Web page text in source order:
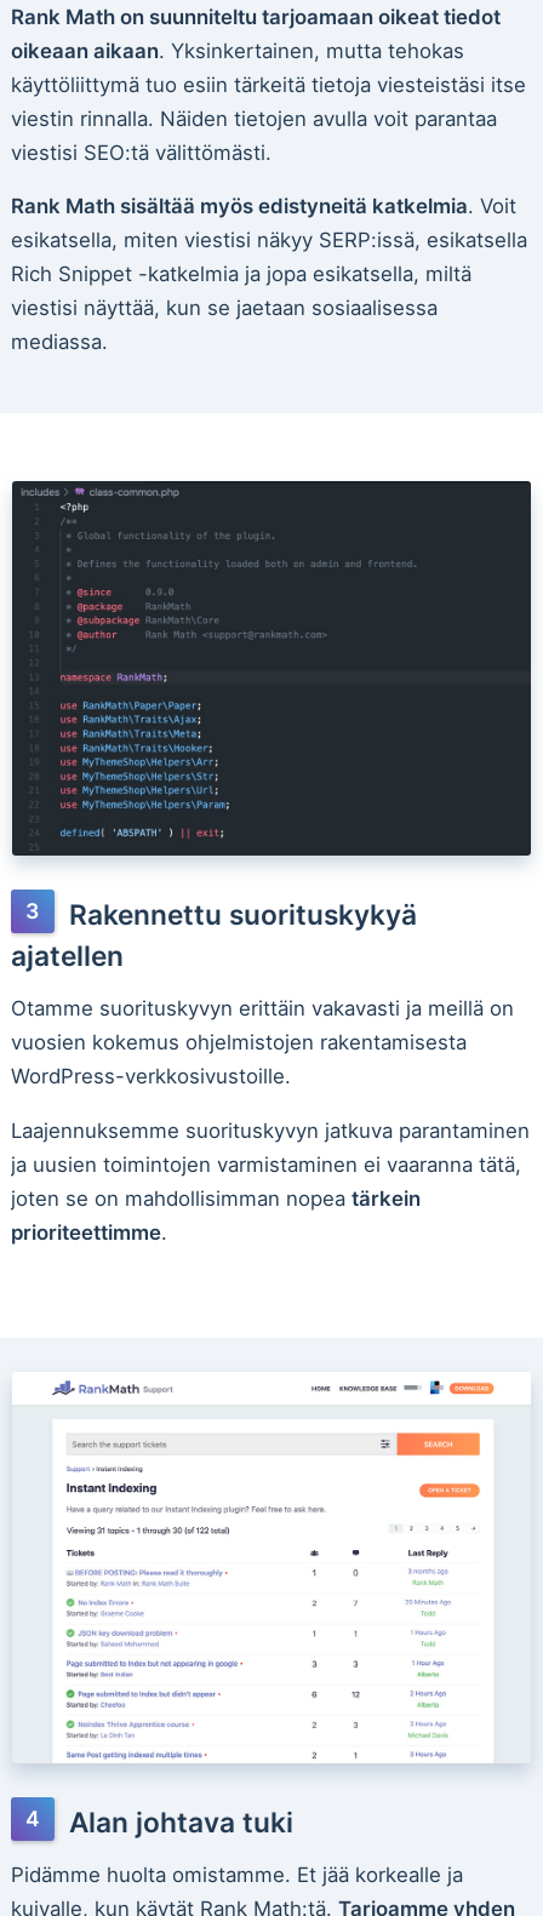
Rank Math on suunniteltu tarjoamaan oikeat tiedot
oikeaan aikaan. Yksinkertainen, mutta tehokas
käyttöliittymä tuo esiin tärkeitä tietoja viesteistäsi itse
viestin rinnalla. Näiden tietojen avulla voit parantaa
viestisi SEO:tä välittömästi.
Rank Math sisältää myös edistyneitä katkelmia. Voit
esikatsella, miten viestisi näkyy SERP:issä, esikatsella
Rich Snippet -katkelmia ja jopa esikatsella, miltä
viestisi näyttää, kun se jaetaan sosiaalisessa
mediassa.
Rakennettu suorituskykyä
ajatellen
Otamme suorituskyvyn erittäin vakavasti ja meillä on
vuosien kokemus ohjelmistojen rakentamisesta
WordPress-verkkosivustoille.
Laajennuksemme suorituskyvyn jatkuva parantaminen
ja uusien toimintojen varmistaminen ei vaaranna tätä,
joten se on mahdollisimman nopea tärkein
prioriteettimme.
Alan johtava tuki
Pidämme huolta omistamme. Et jää korkealle ja
kuivalle, kun käytät Rank Math:tä. Tarjoamme yhden